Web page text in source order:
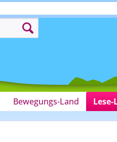
Bewegungs-Land Lese-